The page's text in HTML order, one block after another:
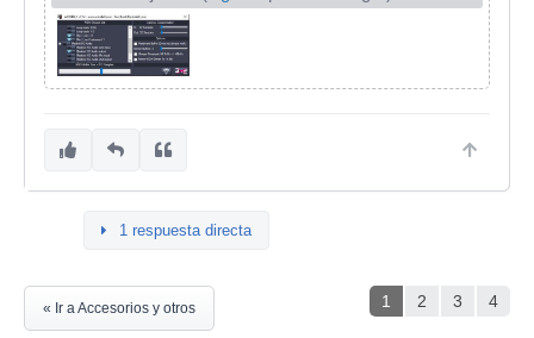
1 respuesta directa
1 2 3 4
« Ir a Accesorios y otros